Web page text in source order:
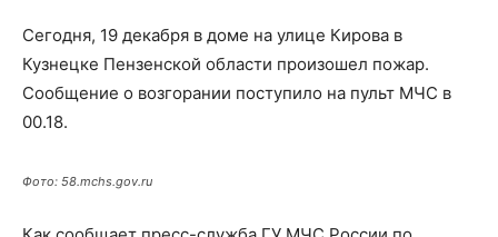
Сегодня, 19 декабря в доме на улице Кирова в
Кузнецке Пензенской области произошел пожар.
Сообщение о возгорании поступило на пульт МЧС в
00.18.
Фото: 58.mchs.gov.ru